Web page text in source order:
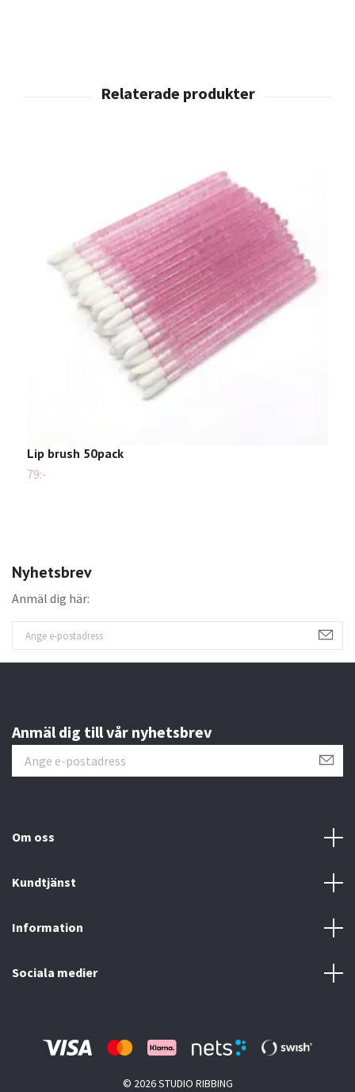
Nyhetsbrev
Anmäl dig här:
Lip brush 50pack
79:-
Anmäl dig till vår nyhetsbrev
Om oss
Kundtjänst
Information
Sociala medier
© 2026 STUDIO RIBBING